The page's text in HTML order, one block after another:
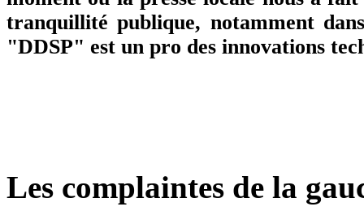
tranquillité publique, notamment
"DDSP" est un pro des innovations
Les complaintes de la